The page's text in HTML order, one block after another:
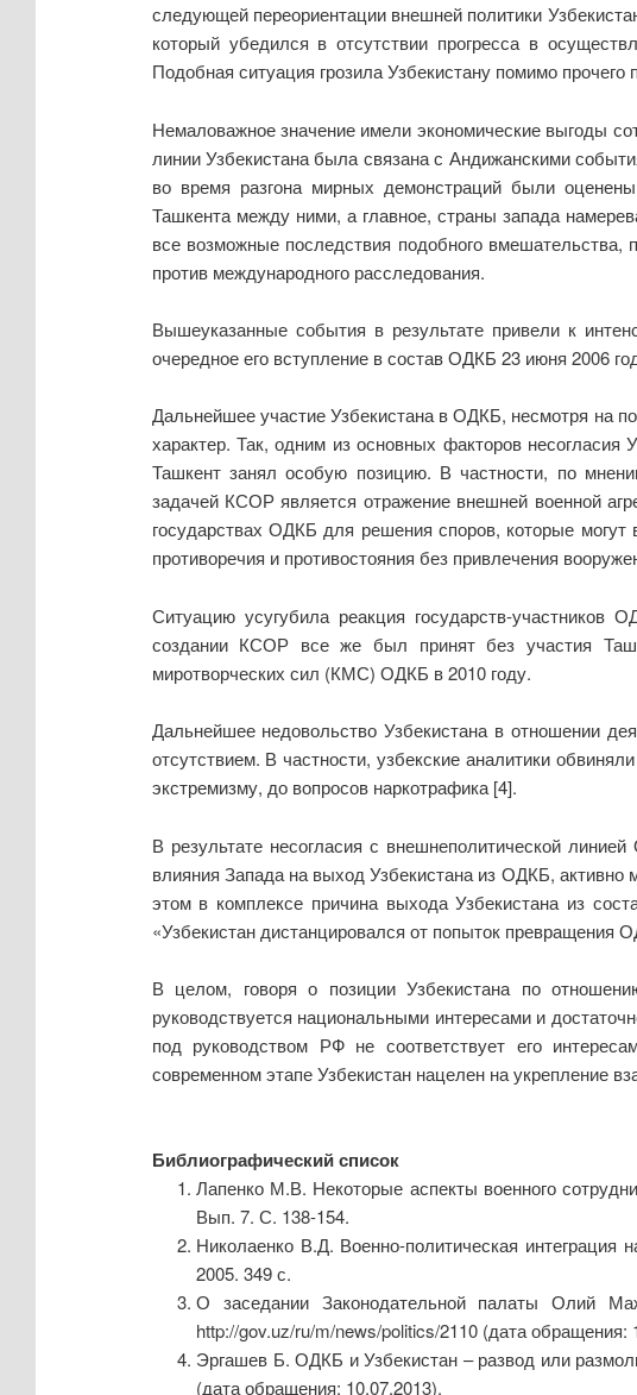
следующей переориентации внешней политики
который убедился в отсутствии прогресса в
Подобная ситуация грозила Узбекистану помимо
Немаловажное значение имели экономические выгоды
линии Узбекистана была связана с Андижанскими
во время разгона мирных демонстраций были
Ташкента между ними, а главное, страны запада
все возможные последствия подобного
против международного расследования.
Вышеуказанные события в результате привели к
очередное его вступление в состав ОДКБ 23 июня 2006
Дальнейшее участие Узбекистана в ОДКБ, несмотря на
характер. Так, одним из основных факторов
Ташкент занял особую позицию. В частности, по
задачей КСОР является отражение внешней военной
государствах ОДКБ для решения споров, которые
противоречия и противостояния без привлечения
Ситуацию усугубила реакция государств-
создании КСОР все же был принят без участия
миротворческих сил (КМС) ОДКБ в 2010 году.
Дальнейшее недовольство Узбекистана в отношении
отсутствием. В частности, узбекские аналитики
экстремизму, до вопросов наркотрафика [4].
В результате несогласия с внешнеполитической
влияния Запада на выход Узбекистана из ОДКБ, активно
этом в комплексе причина выхода Узбекистана из
«Узбекистан дистанцировался от попыток превращения
В целом, говоря о позиции Узбекистана по
руководствуется национальными интересами и
под руководством РФ не соответствует его
современном этапе Узбекистан нацелен на укрепление
Библиографический список
Лапенко М.В. Некоторые аспекты военного
Вып. 7. С. 138-154.
Николаенко В.Д. Военно-политическая
2005. 349 с.
О заседании Законодательной палаты Олий
http://gov.uz/ru/m/news/politics/2110 (дата обращения:
Эргашев Б. ОДКБ и Узбекистан – развод или
(дата обращения: 10.07.2013).